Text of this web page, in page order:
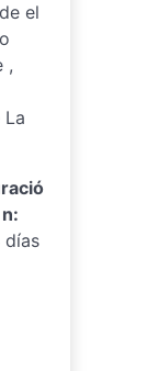
el
,
n:
días